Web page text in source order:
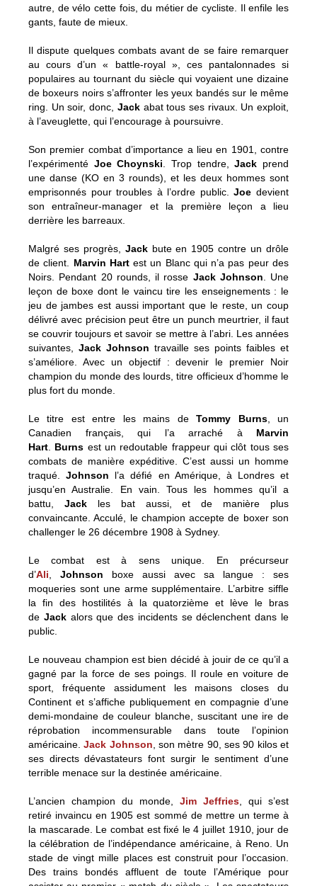
autre, de vélo cette fois, du métier de cycliste. Il enfile les
gants, faute de mieux.
Il dispute quelques combats avant de se faire remarquer
au cours d’un « battle-royal », ces pantalonnades si
populaires au tournant du siècle qui voyaient une dizaine
de boxeurs noirs s’affronter les yeux bandés sur le même
ring. Un soir, donc, Jackabat tous ses rivaux. Un exploit,
à l’aveuglette, qui l’encourage à poursuivre.
Son premier combat d’importance a lieu en 1901, contre
l’expérimenté Joe Choynski . Trop tendre,Jack prend
une danse (KO en 3 rounds), et les deux hommes sont
emprisonnés pour troubles à l’ordre public.Joe devient
son entraîneur-manager et la première leçon a lieu
derrière les barreaux.
Malgré ses progrès, Jackbute en 1905 contre un drôle
de client. Marvin Hartest un Blanc qui n’a pas peur des
Noirs. Pendant 20 rounds, il rosse Jack Johnson . Une
leçon de boxe dont le vaincu tire les enseignements : le
jeu de jambes est aussi important que le reste, un coup
délivré avec précision peut être un punch meurtrier, il faut
se couvrir toujours et savoir se mettre à l’abri. Les années
suivantes, Jack Johnson travaille ses points faibles et
s’améliore. Avec un objectif : devenir le premier Noir
champion du monde des lourds, titre officieux d’homme le
plus fort du monde.
Le titre est entre les mains deTommy Burns, un
Canadien français, qui l’a arraché à Marvin
Hart
Burns est un redoutable frappeur qui clôt tous ses
combats de manière expéditive. C’est aussi un homme
traqué.Johnson l’a défié en Amérique, à Londres et
jusqu’en Australie. En vain. Tous les hommes qu’il a
battu, Jackles bat aussi, et de manière plus
convaincante. Acculé, le champion accepte de boxer son
challenger le 26 décembre 1908 à Sydney.
Le combat est à sens unique. En précurseur
d’Ali Johnson boxe aussi avec sa langue : ses
moqueries sont une arme supplémentaire. L’arbitre siffle
la fin des hostilités à la quatorzième et lève le bras
de Jackalors que des incidents se déclenchent dans le
public.
Le nouveau champion est bien décidé à jouir de ce qu’il a
gagné par la force de ses poings. Il roule en voiture de
sport, fréquente assidument les maisons closes du
Continent et s’affiche publiquement en compagnie d’une
demi-mondaine de couleur blanche, suscitant une ire de
réprobation incommensurable dans toute l’opinion
américaine.Jack Johnson , son mètre 90, ses 90 kilos et
ses directs dévastateurs font surgir le sentiment d’une
terrible menace sur la destinée américaine.
L’ancien champion du monde, Jim Jeffries , qui s’est
retiré invaincu en 1905 est sommé de mettre un terme à
la mascarade. Le combat est fixé le 4 juillet 1910, jour de
la célébration de l’indépendance américaine, à Reno. Un
stade de vingt mille places est construit pour l’occasion.
Des trains bondés affluent de toute l’Amérique pour